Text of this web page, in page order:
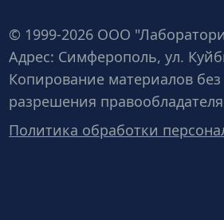
© 1999-2026 ООО
Адрес: Симферополь, ул.
Копирование материалов
разрешения
Политика обработки